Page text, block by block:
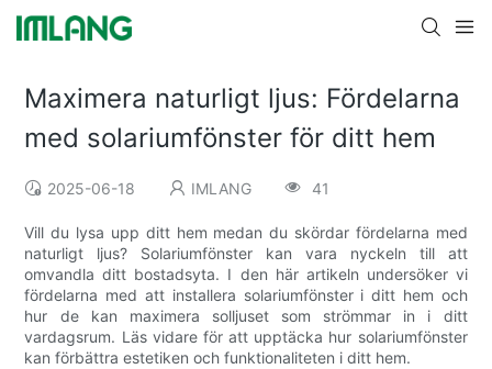
Maximera naturligt ljus: Fördelarna
med solariumfönster för ditt hem
2025-06-18 IMLANG 41
Vill du lysa upp ditt hem medan du skördar fördelarna med
naturligt ljus? Solariumfönster kan vara nyckeln till att
omvandla ditt bostadsyta. I den här artikeln undersöker vi
fördelarna med att installera solariumfönster i ditt hem och
hur de kan maximera solljuset som strömmar in i ditt
vardagsrum. Läs vidare för att upptäcka hur solariumfönster
kan förbättra estetiken och funktionaliteten i ditt hem.